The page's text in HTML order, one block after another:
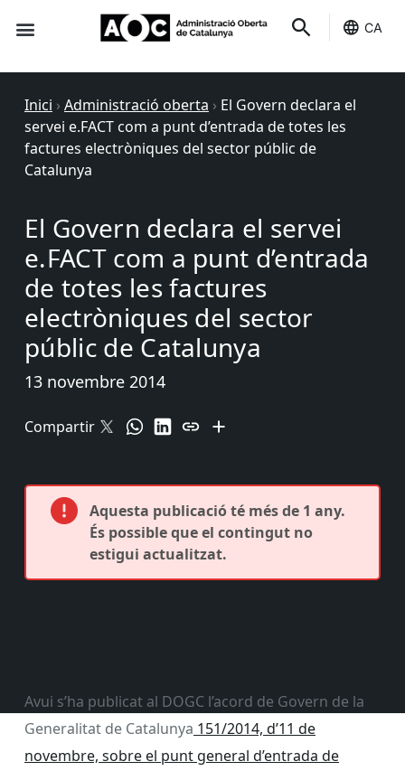
CA
Inici › Administració oberta › El Govern declara el
servei e.FACT com a punt d’entrada de totes les
factures electròniques del sector públic de
Catalunya
El Govern declara el servei
e.FACT com a punt d’entrada
de totes les factures
electròniques del sector
públic de Catalunya
13 novembre 2014
Compartir
Aquesta publicació té més de 1 any.
És possible que el contingut no
estigui actualitzat.
Avui s’ha publicat al DOGC l’acord de Govern de la
Generalitat de Catalunya 151/2014, d’11 de
novembre, sobre el punt general d’entrada de